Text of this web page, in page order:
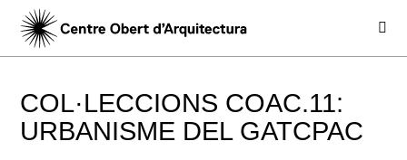
COL·LECCIONS COAC.11:
URBANISME DEL GATCPAC